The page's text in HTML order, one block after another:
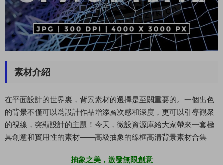
素材介紹
在平面設計的世界裏，背景素材的選擇是至關重要的。一個出色
的背景不僅可以爲設計作品增添層次感和深度，更可以引導觀衆
的視線，突顯設計的主題！今天，微設資源庫給大家帶來一套極
具創意和實用性的素材——高級抽象的線框高清背景素材合集
抽象之美，激發無限創意